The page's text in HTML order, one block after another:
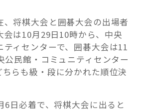
、将棋大会と囲碁大会の出場者
は10月29日10時から、中央
ティセンターで、囲碁大会は11
公民館・コミュニティセンター
ちらも級・段に分かれた順位決
6日必着で、将棋大会に出ると